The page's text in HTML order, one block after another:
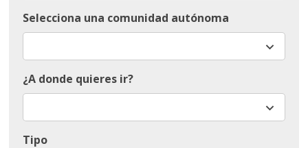
Tipo
Selecciona una comunidad autónoma
¿A donde quieres ir?